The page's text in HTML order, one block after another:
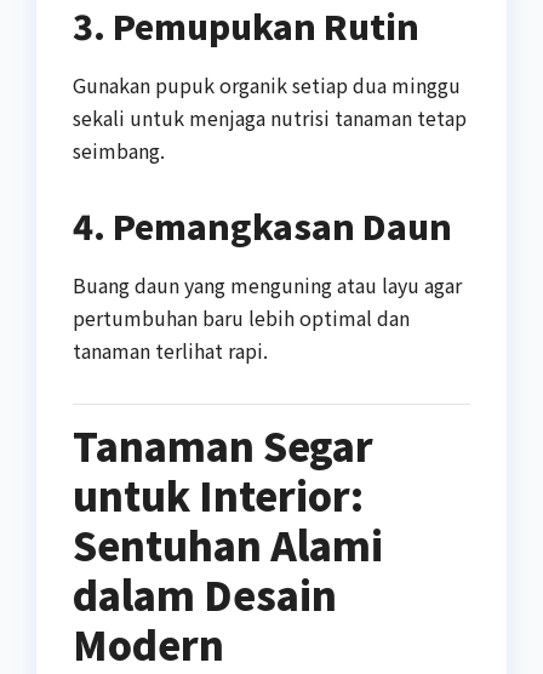
3. Pemupukan Rutin
Gunakan pupuk organik setiap dua minggu
sekali untuk menjaga nutrisi tanaman tetap
seimbang.
4. Pemangkasan Daun
Buang daun yang menguning atau layu agar
pertumbuhan baru lebih optimal dan
tanaman terlihat rapi.
Tanaman Segar
untuk Interior:
Sentuhan Alami
dalam Desain
Modern